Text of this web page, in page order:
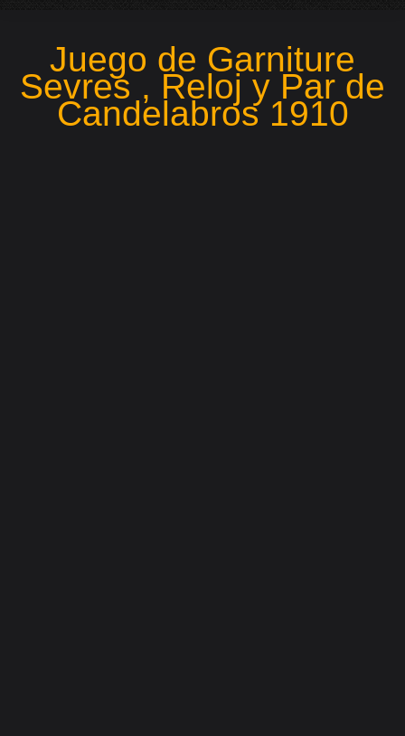
Juego de Garniture
Sevres , Reloj y Par de
Candelabros 1910